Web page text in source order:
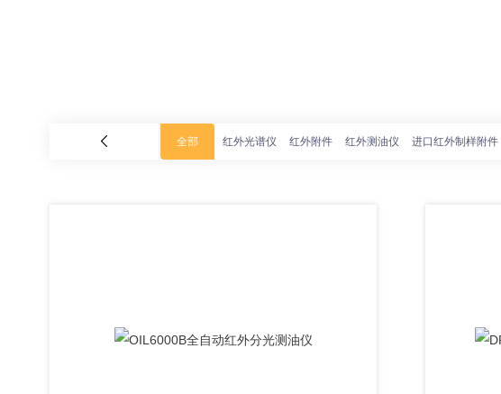
全部 红外光谱仪 红外附件 红外测油仪 进口红外制样附件